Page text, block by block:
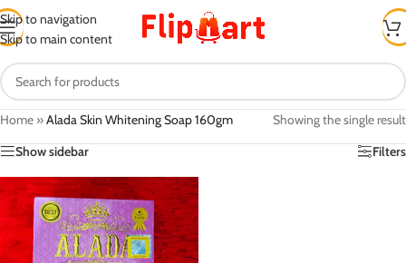
Skip to navigation
Skip to main content
Home »Alada Skin Whitening Soap 160gm
Showing the single result
Show sidebar
Filters